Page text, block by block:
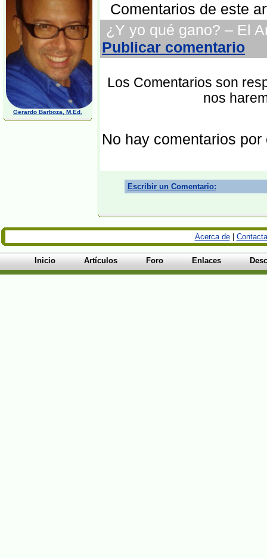
Gerardo Barboza, M.Ed.
Comentarios de este
¿Y yo qué gano? – El
Publicar comentario
Los Comentarios son
nos
No hay comentarios por
Escribir un Comentario:
Acerca de|
Inicio Artículos Foro Enlaces